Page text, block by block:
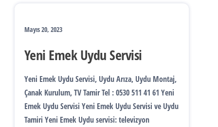
Mayıs 20, 2023
Yeni Emek Uydu Servisi
Yeni Emek Uydu Servisi, Uydu Arıza, Uydu Montaj,
Çanak Kurulum, TV Tamir Tel : 0530 511 41 61 Yeni
Emek Uydu Servisi Yeni Emek Uydu Servisi ve Uydu
Tamiri Yeni Emek Uydu servisi: televizyon